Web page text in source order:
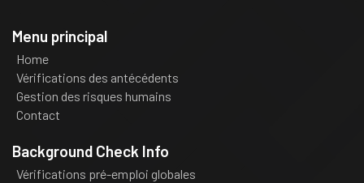
Menu principal
Home
Vérifications des antécédents
Gestion des risques humains
Contact
Background Check Info
Vérifications pré-emploi globales